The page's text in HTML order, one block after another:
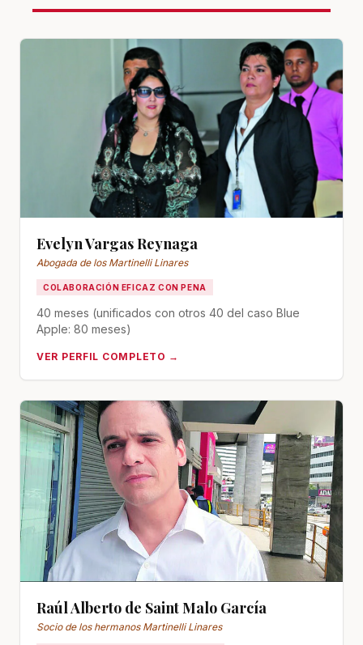
Evelyn Vargas Reynaga
Abogada de los Martinelli Linares
COLABORACIÓN EFICAZ CON PENA
40 meses (unificados con otros 40 del caso Blue
Apple: 80 meses)
VER PERFIL COMPLETO →
Raúl Alberto de Saint Malo García
Socio de los hermanos Martinelli Linares